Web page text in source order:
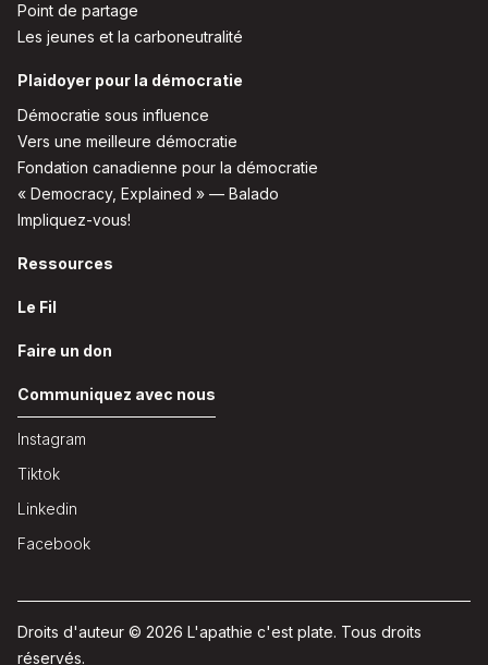
Point de partage
Les jeunes et la carboneutralité
Plaidoyer pour la démocratie
Démocratie sous influence
Vers une meilleure démocratie
Fondation canadienne pour la démocratie
« Democracy, Explained » — Balado
Impliquez-vous!
Ressources
Le Fil
Faire un don
Communiquez avec nous
Instagram
Tiktok
Linkedin
Facebook
Droits d'auteur © 2026 L'apathie c'est plate. Tous droits
réservés.